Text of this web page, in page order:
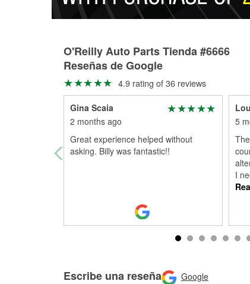
O'Reilly Auto Parts Tienda #6666
Reseñas de Google
4.9 rating of 36 reviews
Gina Scaia
2 months ago
Great experience helped without
asking. Billy was fantastic!!
5
I
Escribe una reseña Google